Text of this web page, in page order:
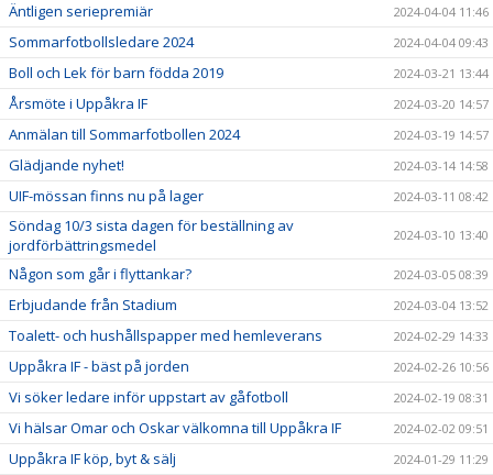
Äntligen seriepremiär 2024-04-04 11:46
Sommarfotbollsledare 2024 2024-04-04 09:43
Boll och Lek för barn födda 2019 2024-03-21 13:44
Årsmöte i Uppåkra IF 2024-03-20 14:57
Anmälan till Sommarfotbollen 2024 2024-03-19 14:57
Glädjande nyhet! 2024-03-14 14:58
UIF-mössan finns nu på lager 2024-03-11 08:42
Söndag 10/3 sista dagen för beställning av
jordförbättringsmedel
2024-03-10 13:40
Någon som går i flyttankar? 2024-03-05 08:39
Erbjudande från Stadium 2024-03-04 13:52
Toalett- och hushållspapper med hemleverans 2024-02-29 14:33
Uppåkra IF - bäst på jorden 2024-02-26 10:56
Vi söker ledare inför uppstart av gåfotboll 2024-02-19 08:31
Vi hälsar Omar och Oskar välkomna till Uppåkra IF 2024-02-02 09:51
Uppåkra IF köp, byt & sälj 2024-01-29 11:29